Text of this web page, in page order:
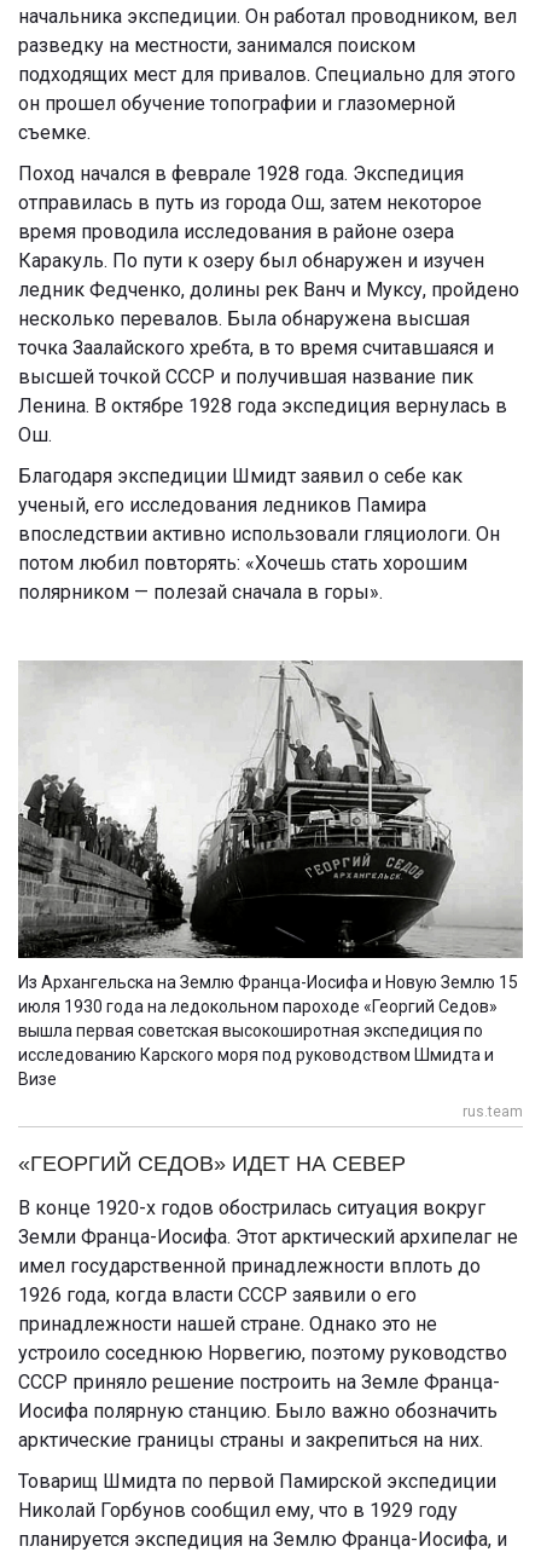
начальника экспедиции. Он работал проводником, вел
разведку на местности, занимался поиском
подходящих мест для привалов. Специально для этого
он прошел обучение топографии и глазомерной
съемке.
Поход начался в феврале 1928 года. Экспедиция
отправилась в путь из города Ош, затем некоторое
время проводила исследования в районе озера
Каракуль. По пути к озеру был обнаружен и изучен
ледник Федченко, долины рек Ванч и Муксу, пройдено
несколько перевалов. Была обнаружена высшая
точка Заалайского хребта, в то время считавшаяся и
высшей точкой СССР и получившая название пик
Ленина. В октябре 1928 года экспедиция вернулась в
Ош.
Благодаря экспедиции Шмидт заявил о себе как
ученый, его исследования ледников Памира
впоследствии активно использовали гляциологи. Он
потом любил повторять: «Хочешь стать хорошим
полярником — полезай сначала в горы».
Из Архангельска на Землю Франца-Иосифа и Новую Землю 15
июля 1930 года на ледокольном пароходе «Георгий Седов»
вышла первая советская высокоширотная экспедиция по
исследованию Карского моря под руководством Шмидта и
Визе
rus.team
«ГЕОРГИЙ СЕДОВ» ИДЕТ НА СЕВЕР
В конце 1920-х годов обострилась ситуация вокруг
Земли Франца-Иосифа. Этот арктический архипелаг не
имел государственной принадлежности вплоть до
1926 года, когда власти СССР заявили о его
принадлежности нашей стране. Однако это не
устроило соседнюю Норвегию, поэтому руководство
СССР приняло решение построить на Земле Франца-
Иосифа полярную станцию. Было важно обозначить
арктические границы страны и закрепиться на них.
Товарищ Шмидта по первой Памирской экспедиции
Николай Горбунов сообщил ему, что в 1929 году
планируется экспедиция на Землю Франца-Иосифа, и